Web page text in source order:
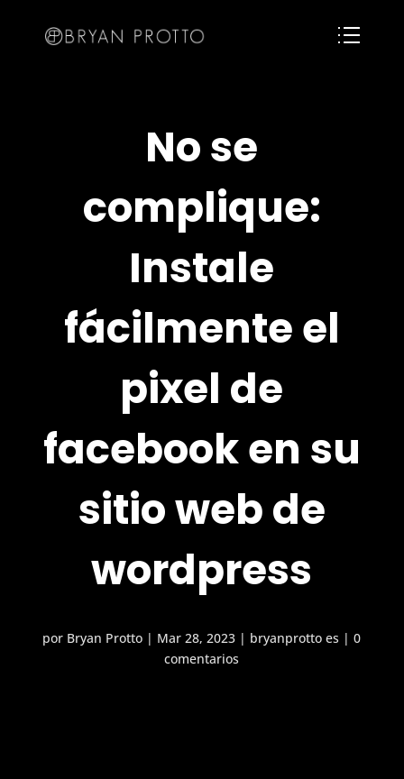
No se
complique:
Instale
fácilmente el
pixel de
facebook en su
sitio web de
wordpress
por Bryan Protto | Mar 28, 2023 | bryanprotto es |0
comentarios